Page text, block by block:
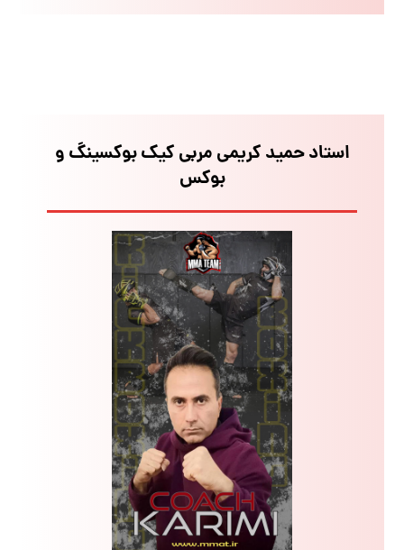
استاد حمید کریمی مربی کیک بوکسینگ و
بوکس